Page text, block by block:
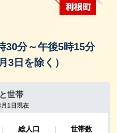
30分～午後5時15分
3日を除く）